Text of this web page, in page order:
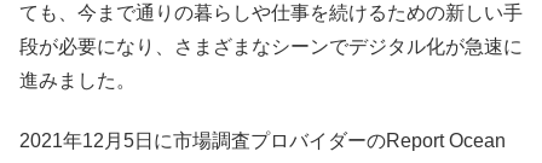
ても、今まで通りの暮らしや仕事を続けるための新しい手
段が必要になり、さまざまなシーンでデジタル化が急速に
進みました。
2021年12月5日に市場調査プロバイダーのReport Ocean